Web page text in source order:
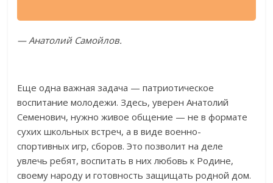
— Анатолий Самойлов.
Еще одна важная задача — патриотическое
воспитание молодежи. Здесь, уверен Анатолий
Семенович, нужно живое общение — не в формате
сухих школьных встреч, а в видевоенно-
спортивных игр, сборов. Это позволит на деле
увлечь ребят, воспитать в них любовь к Родине,
своему народу и готовность защищать родной дом.